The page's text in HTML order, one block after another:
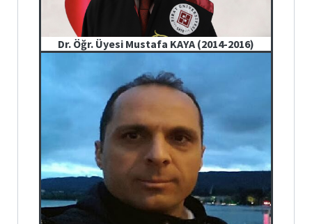
Dr. Öğr. Üyesi Mustafa KAYA (2014-2016)